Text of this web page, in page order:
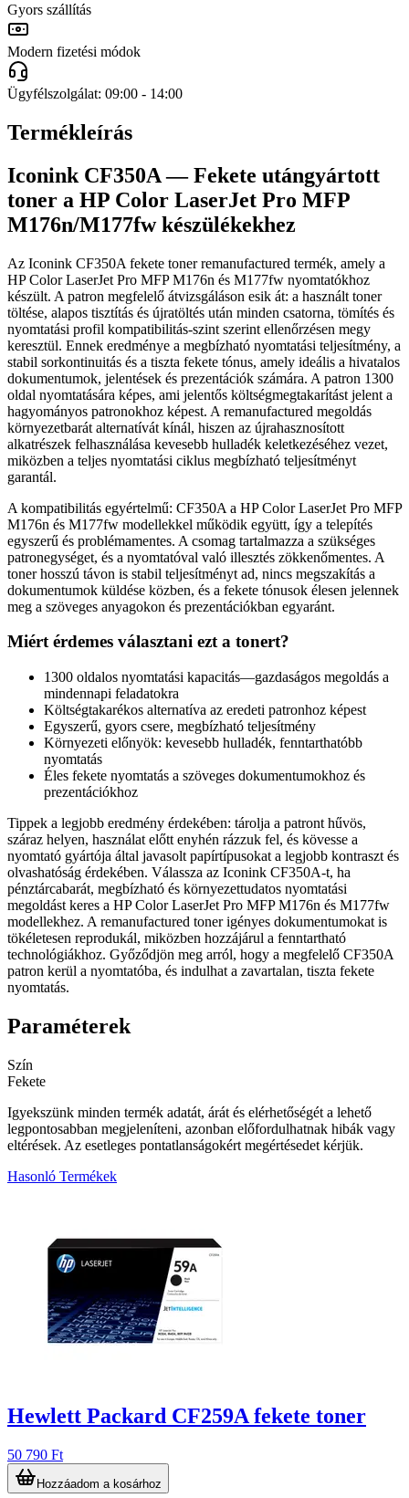
Gyors szállítás
Modern fizetési módok
Ügyfélszolgálat: 09:00 - 14:00
Termékleírás
Iconink CF350A — Fekete utángyártott
toner a HP Color LaserJet Pro MFP
M176n/M177fw készülékekhez
Az Iconink CF350A fekete toner remanufactured termék, amely a
HP Color LaserJet Pro MFP M176n és M177fw nyomtatókhoz
készült. A patron megfelelő átvizsgáláson esik át: a használt toner
töltése, alapos tisztítás és újratöltés után minden csatorna, tömítés és
nyomtatási profil kompatibilitás-szint szerint ellenőrzésen megy
keresztül. Ennek eredménye a megbízható nyomtatási teljesítmény, a
stabil sorkontinuitás és a tiszta fekete tónus, amely ideális a hivatalos
dokumentumok, jelentések és prezentációk számára. A patron 1300
oldal nyomtatására képes, ami jelentős költségmegtakarítást jelent a
hagyományos patronokhoz képest. A remanufactured megoldás
környezetbarát alternatívát kínál, hiszen az újrahasznosított
alkatrészek felhasználása kevesebb hulladék keletkezéséhez vezet,
miközben a teljes nyomtatási ciklus megbízható teljesítményt
garantál.
A kompatibilitás egyértelmű: CF350A a HP Color LaserJet Pro MFP
M176n és M177fw modellekkel működik együtt, így a telepítés
egyszerű és problémamentes. A csomag tartalmazza a szükséges
patronegységet, és a nyomtatóval való illesztés zökkenőmentes. A
toner hosszú távon is stabil teljesítményt ad, nincs megszakítás a
dokumentumok küldése közben, és a fekete tónusok élesen jelennek
meg a szöveges anyagokon és prezentációkban egyaránt.
Miért érdemes választani ezt a tonert?
1300 oldalos nyomtatási kapacitás—gazdaságos megoldás a
mindennapi feladatokra
Költségtakarékos alternatíva az eredeti patronhoz képest
Egyszerű, gyors csere, megbízható teljesítmény
Környezeti előnyök: kevesebb hulladék, fenntarthatóbb
nyomtatás
Éles fekete nyomtatás a szöveges dokumentumokhoz és
prezentációkhoz
Tippek a legjobb eredmény érdekében: tárolja a patront hűvös,
száraz helyen, használat előtt enyhén rázzuk fel, és kövesse a
nyomtató gyártója által javasolt papírtípusokat a legjobb kontraszt és
olvashatóság érdekében. Válassza az Iconink CF350A-t, ha
pénztárcabarát, megbízható és környezettudatos nyomtatási
megoldást keres a HP Color LaserJet Pro MFP M176n és M177fw
modellekhez. A remanufactured toner igényes dokumentumokat is
tökéletesen reprodukál, miközben hozzájárul a fenntartható
technológiákhoz. Győződjön meg arról, hogy a megfelelő CF350A
patron kerül a nyomtatóba, és indulhat a zavartalan, tiszta fekete
nyomtatás.
Paraméterek
Szín
Fekete
Igyekszünk minden termék adatát, árát és elérhetőségét a lehető
legpontosabban megjeleníteni, azonban előfordulhatnak hibák vagy
eltérések. Az esetleges pontatlanságokért megértésedet kérjük.
Hasonló Termékek
Hewlett Packard CF259A fekete toner
50 790 Ft
Hozzáadom a kosárhoz